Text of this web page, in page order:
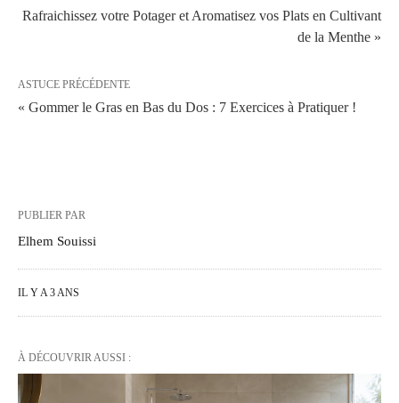
Rafraichissez votre Potager et Aromatisez vos Plats en Cultivant
de la Menthe »
ASTUCE PRÉCÉDENTE
« Gommer le Gras en Bas du Dos : 7 Exercices à Pratiquer !
PUBLIER PAR
Elhem Souissi
IL Y A 3 ANS
À DÉCOUVRIR AUSSI :